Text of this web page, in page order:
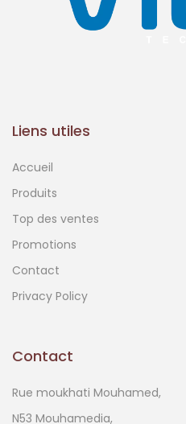
Liens utiles
Accueil
Produits
Top des ventes
Promotions
Contact
Privacy Policy
Contact
Rue moukhati Mouhamed,
N53 Mouhamedia,